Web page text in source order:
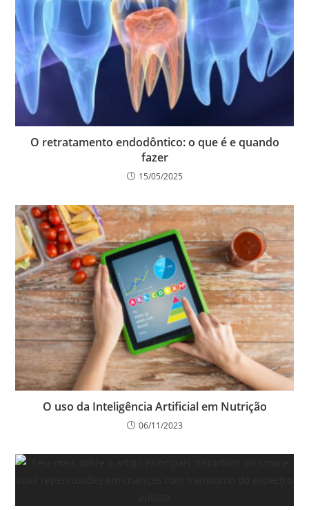
O retratamento endodôntico: o que é e quando
fazer
15/05/2025
O uso da Inteligência Artificial em Nutrição
06/11/2023